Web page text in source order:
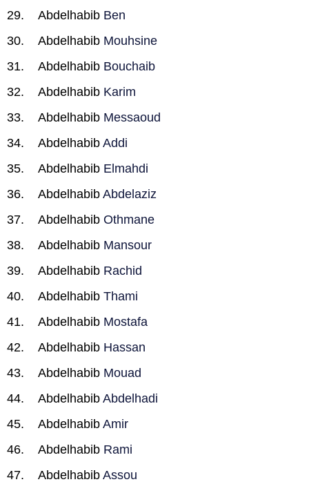
Abdelhabib Ben
Abdelhabib Mouhsine
Abdelhabib Bouchaib
Abdelhabib Karim
Abdelhabib Messaoud
Abdelhabib Addi
Abdelhabib Elmahdi
Abdelhabib Abdelaziz
Abdelhabib Othmane
Abdelhabib Mansour
Abdelhabib Rachid
Abdelhabib Thami
Abdelhabib Mostafa
Abdelhabib Hassan
Abdelhabib Mouad
Abdelhabib Abdelhadi
Abdelhabib Amir
Abdelhabib Rami
Abdelhabib Assou